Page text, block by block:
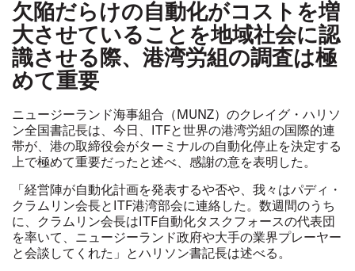
欠陥だらけの自動化がコストを増
大させていることを地域社会に認
識させる際、港湾労組の調査は極
めて重要
ニュージーランド海事組合（MUNZ）のクレイグ・ハリソ
ン全国書記長は、今日、ITFと世界の港湾労組の国際的連
帯が、港の取締役会がターミナルの自動化停止を決定する
上で極めて重要だったと述べ、感謝の意を表明した。
「経営陣が自動化計画を発表するや否や、我々はパディ・
クラムリン会長とITF港湾部会に連絡した。数週間のうち
に、クラムリン会長はITF自動化タスクフォースの代表団
を率いて、ニュージーランド政府や大手の業界プレーヤー
と会談してくれた」とハリソン書記長は述べる。